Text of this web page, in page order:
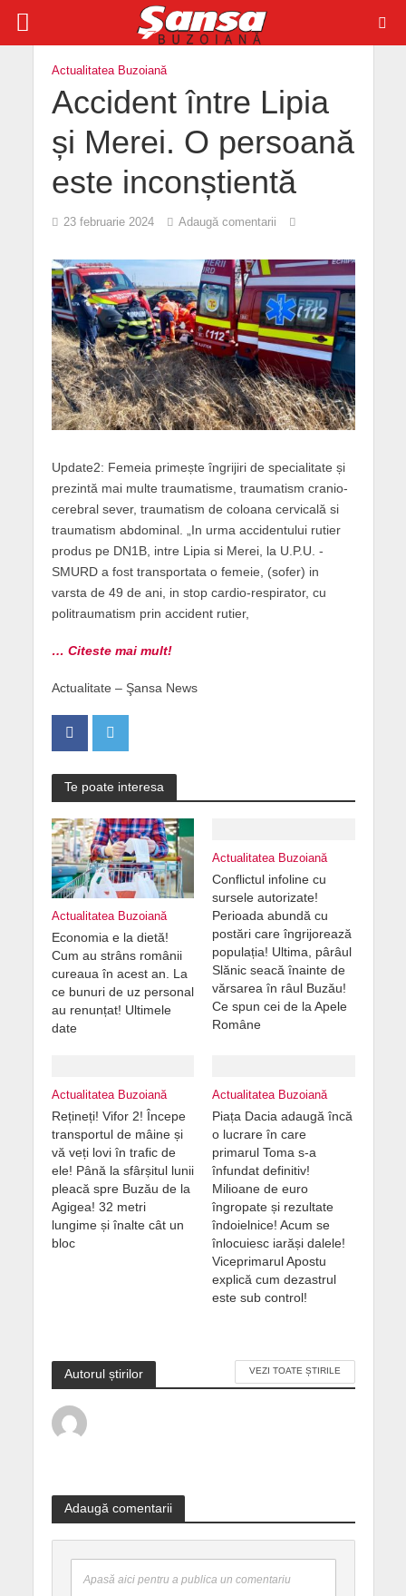
Actualitatea Buzoiană
Accident între Lipia
și Merei. O persoană
este inconștientă
23 februarie 2024 Adaugă comentarii
Update2: Femeia primește îngrijiri de specialitate și
prezintă mai multe traumatisme, traumatism cranio-
cerebral sever, traumatism de coloana cervicală si
traumatism abdominal. „In urma accidentului rutier
produs pe DN1B, intre Lipia si Merei, la U.P.U. -
SMURD a fost transportata o femeie, (sofer) in
varsta de 49 de ani, in stop cardio-respirator, cu
politraumatism prin accident rutier,
… Citeste mai mult!
Actualitate – Şansa News
Te poate interesa
Actualitatea Buzoiană
Economia e la dietă!
Cum au strâns românii
cureaua în acest an. La
ce bunuri de uz personal
au renunțat! Ultimele
date
Actualitatea Buzoiană
Conflictul infoline cu
sursele autorizate!
Perioada abundă cu
postări care îngrijorează
populația! Ultima, pârâul
Slănic seacă înainte de
vărsarea în râul Buzău!
Ce spun cei de la Apele
Române
Actualitatea Buzoiană
Rețineți! Vifor 2! Începe
transportul de mâine și
vă veți lovi în trafic de
ele! Până la sfârșitul lunii
pleacă spre Buzău de la
Agigea! 32 metri
lungime și înalte cât un
bloc
Actualitatea Buzoiană
Piața Dacia adaugă încă
o lucrare în care
primarul Toma s-a
înfundat definitiv!
Milioane de euro
îngropate și rezultate
îndoielnice! Acum se
înlocuiesc iarăși dalele!
Viceprimarul Apostu
explică cum dezastrul
este sub control!
Autorul știrilor VEZI TOATE ȘTIRILE
Adaugă comentarii
Apasă aici pentru a publica un comentariu